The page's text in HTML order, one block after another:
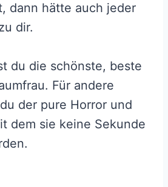
dann hätte auch jeder
dir.
du die schönste, beste
Für andere
der pure Horror und
dem sie keine Sekunde